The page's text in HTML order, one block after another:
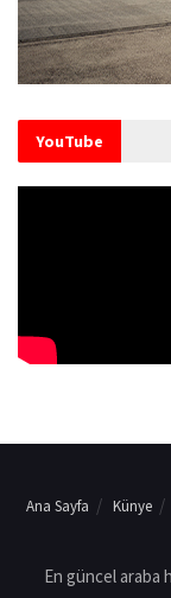
YouTube
Ana Sayfa Künye
En güncel